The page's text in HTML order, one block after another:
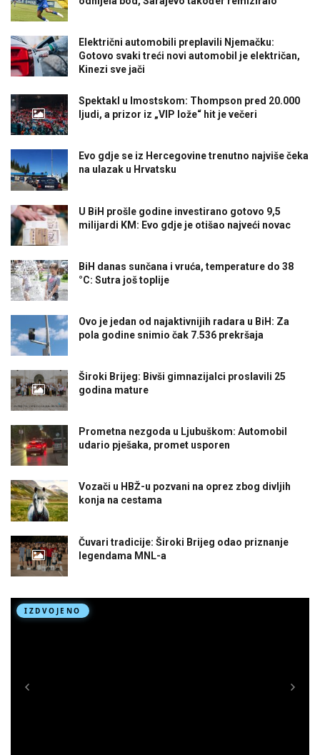
Električni automobili preplavili Njemačku:
Gotovo svaki treći novi automobil je električan,
Kinezi sve jači
Spektakl u Imostskom: Thompson pred 20.000
ljudi, a prizor iz „VIP lože“ hit je večeri
Evo gdje se iz Hercegovine trenutno najviše čeka
na ulazak u Hrvatsku
U BiH prošle godine investirano gotovo 9,5
milijardi KM: Evo gdje je otišao najveći novac
BiH danas sunčana i vruća, temperature do 38
°C: Sutra još toplije
Ovo je jedan od najaktivnijih radara u BiH: Za
pola godine snimio čak 7.536 prekršaja
Široki Brijeg: Bivši gimnazijalci proslavili 25
godina mature
Prometna nezgoda u Ljubuškom: Automobil
udario pješaka, promet usporen
Vozači u HBŽ-u pozvani na oprez zbog divljih
konja na cestama
Čuvari tradicije: Široki Brijeg odao priznanje
legendama MNL-a